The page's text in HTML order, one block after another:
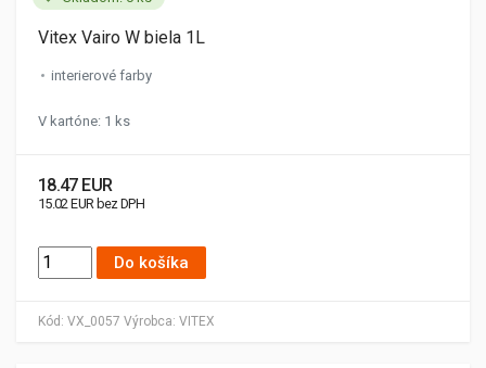
Kód: VX_0057 Výrobca: VITEX
Vitex Vairo W biela 1L
interierové farby
V kartóne: 1 ks
18.47 EUR
15.02 EUR bez DPH
Do košíka